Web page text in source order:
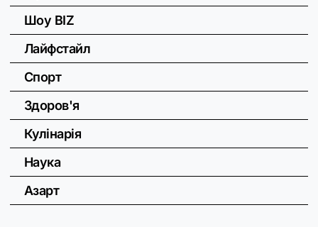
Шоу BIZ
Лайфстайл
Спорт
Здоров'я
Кулінарія
Наука
Азарт